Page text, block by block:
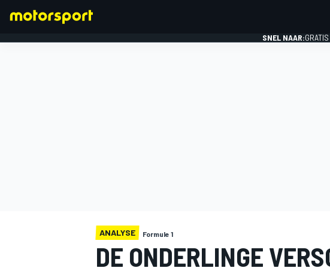
SNEL NAAR:
ANALYSE Formule 1
DE ONDERLINGE